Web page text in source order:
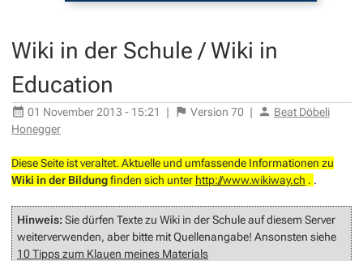
Wiki in der Schule / Wiki in
Education
01 November 2013 - 15:21 | Version 70 |
Beat Döbeli
Honegger
Diese Seite ist veraltet. Aktuelle und umfassende Informationen zu
Wiki in der Bildungfinden sich unter http://www.wikiway.ch . .
Hinweis:Sie dürfen Texte zu Wiki in der Schule auf diesem Server
weiterverwenden, aber bitte mit Quellenangabe! Ansonsten siehe
10 Tipps zum Klauen meines Materials